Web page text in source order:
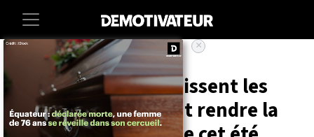
Animaux
Les méduses envahissent les
plages et pourraient rendre la
×